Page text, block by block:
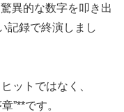
異的な数字を叩き出
記録で終演しまし
ットではなく、
”**です。